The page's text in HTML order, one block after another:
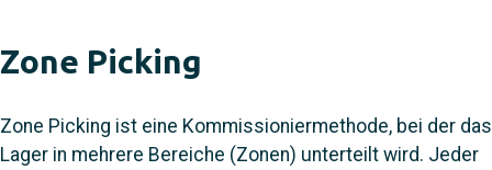
Zone Picking
Zone Picking ist eine Kommissioniermethode, bei der das
Lager in mehrere Bereiche (Zonen) unterteilt wird. Jeder